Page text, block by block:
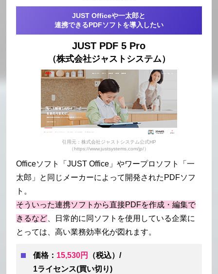
JUST Officeや一太郎と
連携できるPDFソフトを導入したい
JUST PDF 5 Pro
（株式会社ジャストシステム）
引用元：株式会社ジャストシステム公式HP
（https://www.justsystems.com/jp/）
Officeソフト「JUST Office」やワープロソフト「一
太郎」と同じメーカーによって開発されたPDFソフ
ト。
そういった連携ソフトから直接PDFを作成・編集で
きるなど 、日常的に同ソフトを使用している企業に
とっては、高い業務効率化が図れます。
価格： 15,530円
（税込）/
1ライセンス(買い切り)